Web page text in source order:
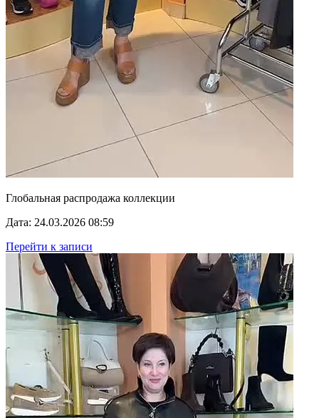
Глобальная распродажа коллекции
Дата: 24.03.2026 08:59
Перейти к записи